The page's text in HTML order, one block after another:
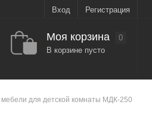
Вход Регистрация
Моя корзина
0
В корзине пусто
мебели для детской комнаты МДК-250